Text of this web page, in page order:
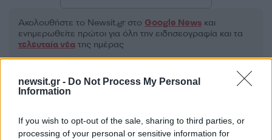
newsit.gr - Do Not Process My Personal
Information
If you wish to opt-out of the sale, sharing to third parties, or
processing of your personal or sensitive information for
Ακολουθήστε το Νewsit.gr στο Google News και
ενημερωθείτε πρώτοι για όλη την ειδησεογραφία και τα
τελευταία νέα της ημέρας
Πιο δημοφιλή